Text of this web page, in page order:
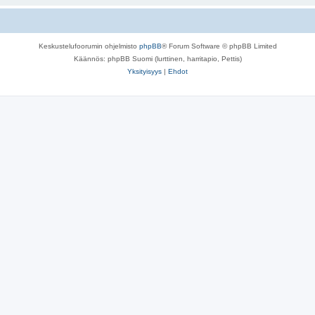
Keskustelufoorumin ohjelmisto phpBB® Forum Software © phpBB Limited
Käännös: phpBB Suomi (lurttinen, harritapio, Pettis)
Yksityisyys | Ehdot